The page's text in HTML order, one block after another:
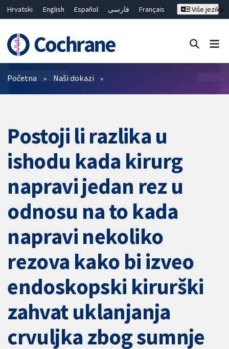
Hrvatski English Español فارسی
Français
繁體中文
简体中文
Više jezika
Prečistači
Početna Naši dokazi
Postoji li razlika u
ishodu kada kirurg
napravi jedan rez u
odnosu na to kada
napravi nekoliko
rezova kako bi izveo
endoskopski kirurški
zahvat uklanjanja
crvuljka zbog sumnje